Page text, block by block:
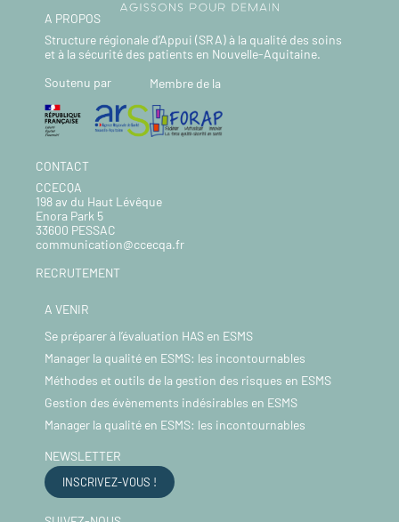
A PROPOS
Structure régionale d’Appui (SRA) à la qualité des soins
et à la sécurité des patients en Nouvelle-Aquitaine.
Soutenu par
Membre de la
CONTACT
CCECQA
198 av du Haut Lévêque
Enora Park 5
33600 PESSAC
communication@ccecqa.fr
RECRUTEMENT
A VENIR
Se préparer à l’évaluation HAS en ESMS
Manager la qualité en ESMS: les incontournables
Méthodes et outils de la gestion des risques en ESMS
Gestion des évènements indésirables en ESMS
Manager la qualité en ESMS: les incontournables
NEWSLETTER
INSCRIVEZ-VOUS !